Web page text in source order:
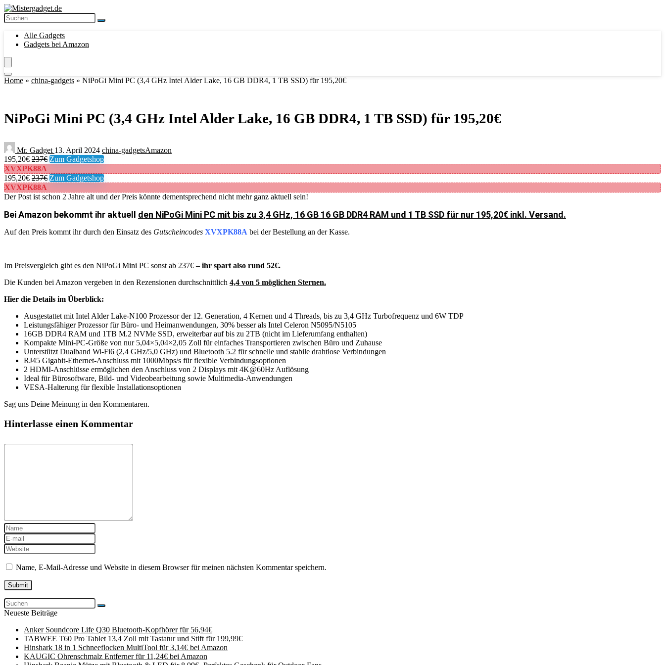
Alle Gadgets
Gadgets bei Amazon
Home » china-gadgets » NiPoGi Mini PC (3,4 GHz Intel Alder Lake, 16 GB DDR4, 1 TB SSD) für 195,20€
NiPoGi Mini PC (3,4 GHz Intel Alder Lake, 16 GB DDR4, 1 TB SSD) für 195,20€
Mr. Gadget 13. April 2024 china-gadgetsAmazon
195,20€ 237€ Zum Gadgetshop
XVXPK88A
195,20€ 237€ Zum Gadgetshop
XVXPK88A
Der Post ist schon 2 Jahre alt und der Preis könnte dementsprechend nicht mehr ganz aktuell sein!
Bei Amazon bekommt ihr aktuell den NiPoGi Mini PC mit bis zu 3,4 GHz, 16 GB 16 GB DDR4 RAM und 1 TB SSD für nur 195,20€ inkl. Versand.
Auf den Preis kommt ihr durch den Einsatz des Gutscheincodes XVXPK88A bei der Bestellung an der Kasse.
Im Preisvergleich gibt es den NiPoGi Mini PC sonst ab 237€– ihr spart also rund 52€.
Die Kunden bei Amazon vergeben in den Rezensionen durchschnittlich 4,4 von 5 möglichen Sternen.
Hier die Details im Überblick:
Ausgestattet mit Intel Alder Lake-N100 Prozessor der 12. Generation, 4 Kernen und 4 Threads, bis zu 3,4 GHz Turbofrequenz und 6W TDP
Leistungsfähiger Prozessor für Büro- und Heimanwendungen, 30% besser als Intel Celeron N5095/N5105
16GB DDR4 RAM und 1TB M.2 NVMe SSD, erweiterbar auf bis zu 2TB (nicht im Lieferumfang enthalten)
Kompakte Mini-PC-Größe von nur 5,04×5,04×2,05 Zoll für einfaches Transportieren zwischen Büro und Zuhause
Unterstützt Dualband Wi-Fi6 (2,4 GHz/5,0 GHz) und Bluetooth 5.2 für schnelle und stabile drahtlose Verbindungen
RJ45 Gigabit-Ethernet-Anschluss mit 1000Mbps/s für flexible Verbindungsoptionen
2 HDMI-Anschlüsse ermöglichen den Anschluss von 2 Displays mit 4K@60Hz Auflösung
Ideal für Bürosoftware, Bild- und Videobearbeitung sowie Multimedia-Anwendungen
VESA-Halterung für flexible Installationsoptionen
Sag uns Deine Meinung in den Kommentaren.
Hinterlasse einen Kommentar
Name, E-Mail-Adresse und Website in diesem Browser für meinen nächsten Kommentar speichern.
Neueste Beiträge
Anker Soundcore Life Q30 Bluetooth-Kopfhörer für 56,94€
TABWEE T60 Pro Tablet 13,4 Zoll mit Tastatur und Stift für 199,99€
Hinshark 18 in 1 Schneeflocken MultiTool für 3,14€ bei Amazon
KAUGIC Ohrenschmalz Entferner für 11,24€ bei Amazon